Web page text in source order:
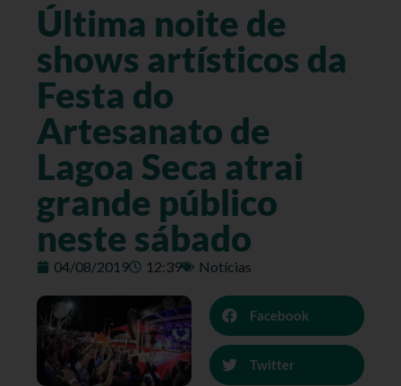
Última noite de
shows artísticos da
Festa do
Artesanato de
Lagoa Seca atrai
grande público
neste sábado
04/08/2019 12:39 Notícias
Facebook
Twitter